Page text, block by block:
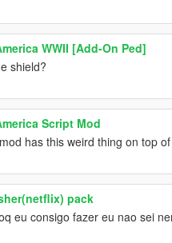
WWII [Add-On Ped]
shield?
Script Mod
has this weird thing on top
pack
eu consigo fazer eu nao sei